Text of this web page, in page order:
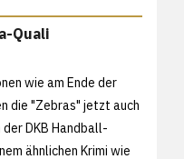
Quali
wie am Ende der
die "Zebras" jetzt auch
DKB Handball-
ähnlichen Krimi wie